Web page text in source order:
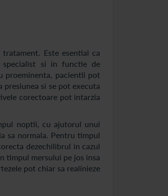
Este esential ca
specialist si in functie de
proeminenta, pacientii pot
presiunea si se pot executa
corectoare pot intarzia
noptii, cu ajutorul unui
sa normala. Pentru timpul
dezechilibrul in cazul
timpul mersului pe jos insa
pot chiar sa realinieze